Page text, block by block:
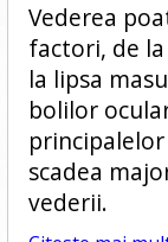
Vederea
factori, de
la lipsa
bolilor
scadea
vederii.